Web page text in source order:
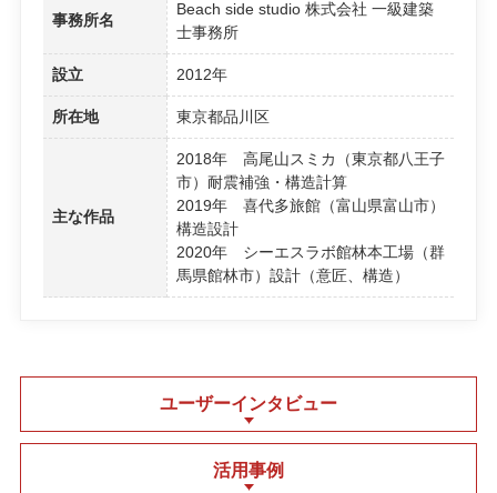
事務所名
Beach side studio 株式会社 一級建築
士事務所
設立 2012年
所在地 東京都品川区
主な作品
2018年 高尾山スミカ（東京都八王子
市）耐震補強・構造計算
2019年 喜代多旅館（富山県富山市）
構造設計
2020年 シーエスラボ館林本工場（群
馬県館林市）設計（意匠、構造）
ユーザーインタビュー
活用事例